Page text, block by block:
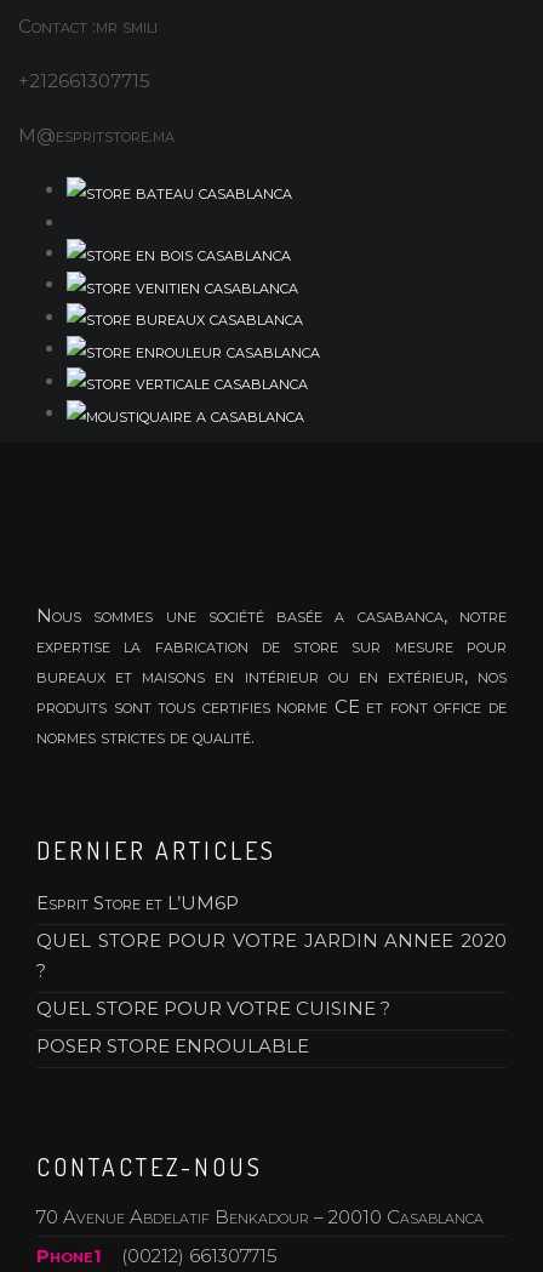
Contact :mr smili
+212661307715
M@espritstore.ma
Nous sommes une société basée a casabanca, notre
expertise la fabrication de store sur mesure pour
bureaux et maisons en intérieur ou en extérieur, nos
produits sont tous certifies norme CE et font office de
normes strictes de qualité.
DERNIER ARTICLES
Esprit Store et L’UM6P
QUEL STORE POUR VOTRE JARDIN ANNEE 2020
?
QUEL STORE POUR VOTRE CUISINE ?
POSER STORE ENROULABLE
CONTACTEZ-NOUS
70 Avenue Abdelatif Benkadour – 20010 Casablanca
Phone1
(00212) 661307715